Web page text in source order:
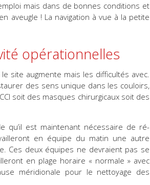
mais dans de bonnes conditions et
aveugle ! La navigation à vue à la petite
opérationnelles
site augmente mais les difficultés avec.
des sens unique dans les couloirs,
soit des masques chirurgicaux soit des
qu’il est maintenant nécessaire de ré-
en équipe du matin une autre
Ces deux équipes ne devraient pas se
en plage horaire « normale » avec
méridionale pour le nettoyage des